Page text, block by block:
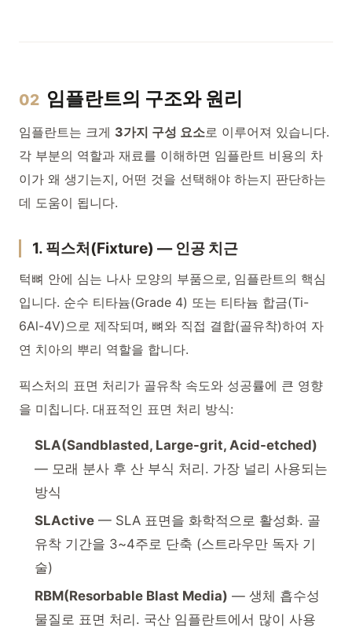
02 임플란트의 구조와 원리
임플란트는 크게 3가지 구성 요소로 이루어져 있습니다.
각 부분의 역할과 재료를 이해하면 임플란트 비용의 차
이가 왜 생기는지, 어떤 것을 선택해야 하는지 판단하는
데 도움이 됩니다.
1. 픽스처(Fixture) — 인공 치근
턱뼈 안에 심는 나사 모양의 부품으로, 임플란트의 핵심
입니다. 순수 티타늄(Grade 4) 또는 티타늄 합금(Ti-
6Al-4V)으로 제작되며, 뼈와 직접 결합(골유착)하여 자
연 치아의 뿌리 역할을 합니다.
픽스처의 표면 처리가 골유착 속도와 성공률에 큰 영향
을 미칩니다. 대표적인 표면 처리 방식:
SLA(Sandblasted, Large-grit, Acid-etched)
— 모래 분사 후 산 부식 처리. 가장 널리 사용되는
방식
SLActive — SLA 표면을 화학적으로 활성화. 골
유착 기간을 3~4주로 단축 (스트라우만 독자 기
술)
RBM(Resorbable Blast Media) — 생체 흡수성
물질로 표면 처리. 국산 임플란트에서 많이 사용